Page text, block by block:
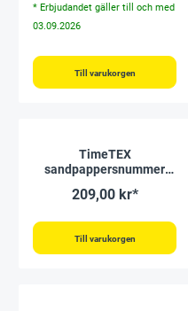
* Erbjudandet gäller till och med
03.09.2026
Till varukorgen
TimeTEX
sandpappersnummer
209,00 kr*
Till varukorgen